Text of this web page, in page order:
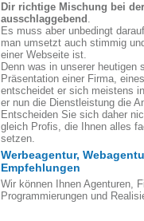
Dir richtige Mischung bei
ausschlaggebend .
Es muss aber unbedingt
man umsetzt auch stimmig
einer Webseite ist.
Denn was in unserer
Präsentation einer Firma,
entscheidet er sich meistens
er nun die Dienstleistung die
Entscheiden Sie sich daher
gleich Profis, die Ihnen alles
setzen.
Werbeagentur,
Empfehlungen
Wir können Ihnen Agenturen,
Programmierungen und